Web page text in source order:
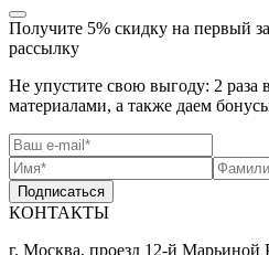
Получите 5% скидку на первый
рассылку
Не упустите свою выгоду: 2 раза
материалами, а также даем
Подписаться
КОНТАКТЫ
г. Москва, проезд 12-й Марьиной